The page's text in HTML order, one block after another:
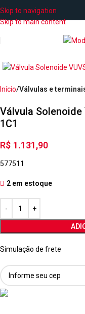
Skip to navigation
Skip to main content
Início Válvulas e
Válvula Solenoide
1C1
R$ 1.131,90
577511
2 em estoque
Simulação de frete